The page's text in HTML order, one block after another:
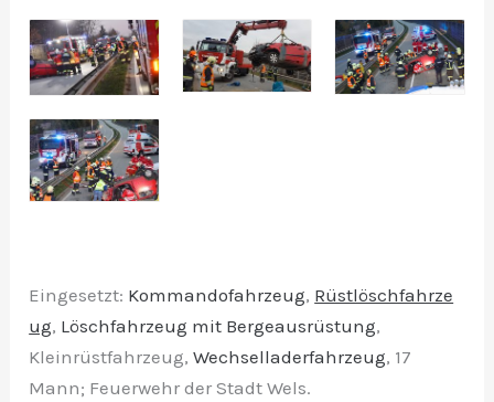
Eingesetzt: Kommandofahrzeug, Rüstlöschfahrze
ug, Löschfahrzeug mit Bergeausrüstung,
Kleinrüstfahrzeug,Wechselladerfahrzeug, 17
Mann; Feuerwehr der Stadt Wels.